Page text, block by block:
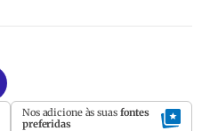
Nos adicione às suas fontes
preferidas